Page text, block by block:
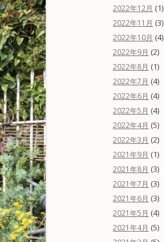
2022年12月 (1)
2022年11月 (3)
2022年10月 (4)
2022年9月 (2)
2022年8月 (1)
2022年7月 (4)
2022年6月 (4)
2022年5月 (4)
2022年4月 (5)
2022年3月 (2)
2021年9月 (1)
2021年8月 (3)
2021年7月 (3)
2021年6月 (3)
2021年5月 (4)
2021年4月 (5)